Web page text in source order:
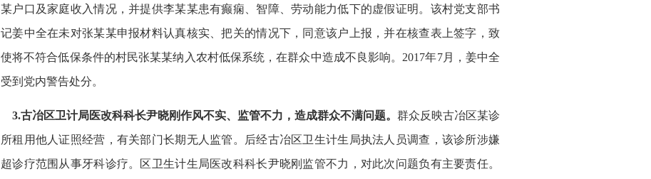
某户口及家庭收入情况，并提供李某某患有癫痫、智障、劳动能力低下的虚假证明。该村党支部书
记姜中全在未对张某某申报材料认真核实、把关的情况下，同意该户上报，并在核查表上签字，致
使将不符合低保条件的村民张某某纳入农村低保系统，在群众中造成不良影响。2017年7月，姜中全
受到党内警告处分。
3.古冶区卫计局医改科科长尹晓刚作风不实、监管不力，造成群众不满问题。 群众反映古冶区某诊
所租用他人证照经营，有关部门长期无人监管。后经古冶区卫生计生局执法人员调查，该诊所涉嫌
超诊疗范围从事牙科诊疗。区卫生计生局医改科科长尹晓刚监管不力，对此次问题负有主要责任。